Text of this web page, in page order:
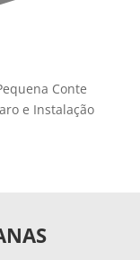
Conte
e Instalação